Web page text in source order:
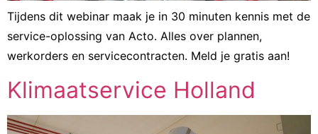
Tijdens dit webinar maak je in 30 minuten kennis met de
service-oplossing van Acto. Alles over plannen,
werkorders en servicecontracten. Meld je gratis aan!
Klimaatservice Holland